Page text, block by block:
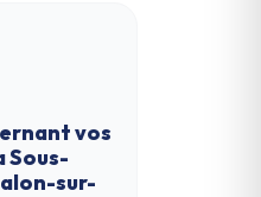
vos
Sous-
sur-